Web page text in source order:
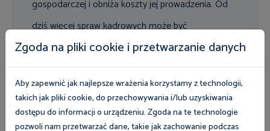
gospodarczej i obniża koszty jej prowadzenia. Od
dziś więcej spraw kadrowych może być
prowadzonych w formie elektronicznej. To
oczekiwana i pożyteczna zmiana – mówi Marcin
Stanecki, Główny Inspektor Pracy.
Zgoda na pliki cookie i przetwarzanie danych
Aby zapewnić jak najlepsze wrażenia korzystamy z technologii,
takich jak pliki cookie, do przechowywania i/lub uzyskiwania
dostępu do informacji o urządzeniu. Zgoda na te technologie
pozwoli nam przetwarzać dane, takie jak zachowanie podczas